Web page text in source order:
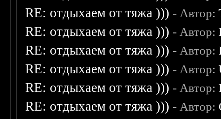
RE: отдыхаем от тяжа ))) - Автор:
RE: отдыхаем от тяжа ))) - Автор:
RE: отдыхаем от тяжа ))) - Автор:
RE: отдыхаем от тяжа ))) - Автор:
RE: отдыхаем от тяжа ))) - Автор:
RE: отдыхаем от тяжа ))) - Автор: